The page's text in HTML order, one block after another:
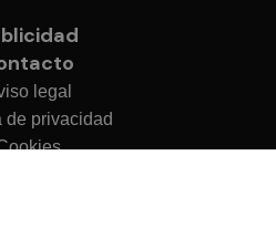
legal
de privacidad